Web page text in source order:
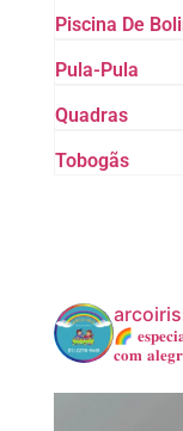
Piscina De
Pula-Pula
Quadras
Tobogãs
🌈
𝐜𝐨𝐦